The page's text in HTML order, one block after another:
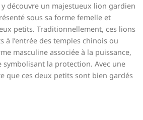
découvre un majestueux lion gardien
sous sa forme femelle et
petits. Traditionnellement, ces lions
à l’entrée des temples chinois ou
masculine associée à la puissance,
la protection. Avec une
que ces deux petits sont bien gardés